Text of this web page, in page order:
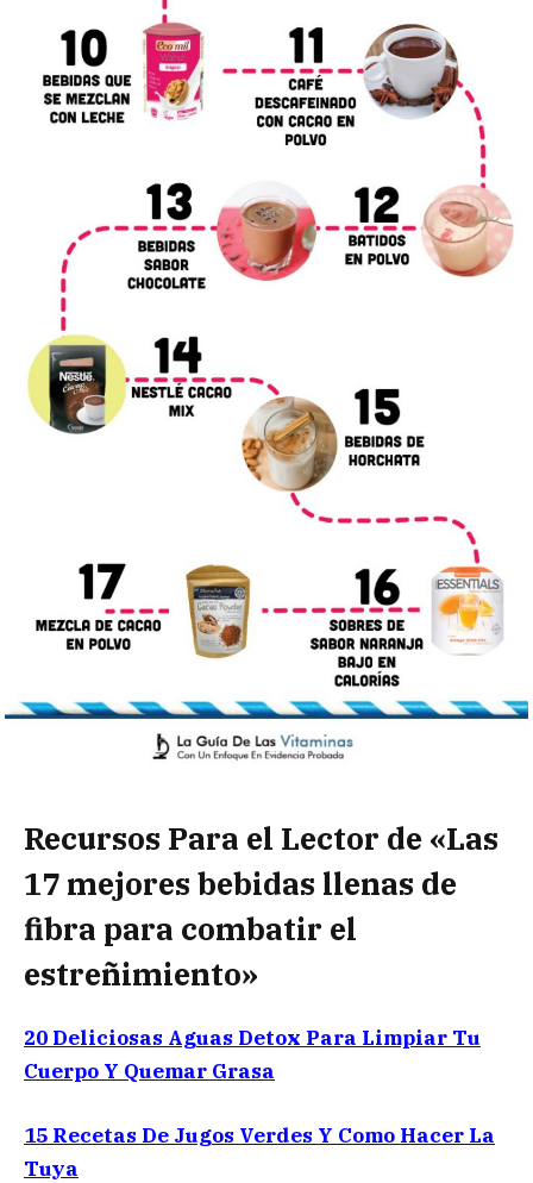
Recursos Para el Lector de «Las
17 mejores bebidas llenas de
fibra para combatir el
estreñimiento»
20 Deliciosas Aguas Detox Para Limpiar Tu
Cuerpo Y Quemar Grasa
15 Recetas De Jugos Verdes Y Como Hacer La
Tuya